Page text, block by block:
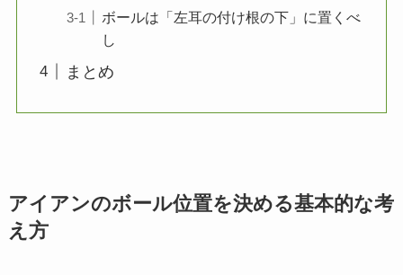
ボールは「左耳の付け根の下」に置くべ
し
まとめ
アイアンのボール位置を決める基本的な考
え方